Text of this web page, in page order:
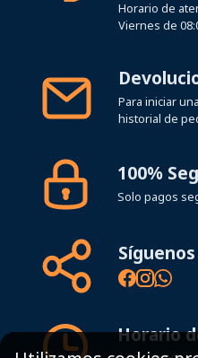
Horario de
Viernes de
Para iniciar
historial de
100%
Solo pagos
Síguenos
Horario